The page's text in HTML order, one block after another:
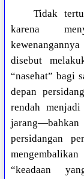
Tidak
karena
disebut
“nasehat” bagi
depan
rendah
persidangan
“keadaan